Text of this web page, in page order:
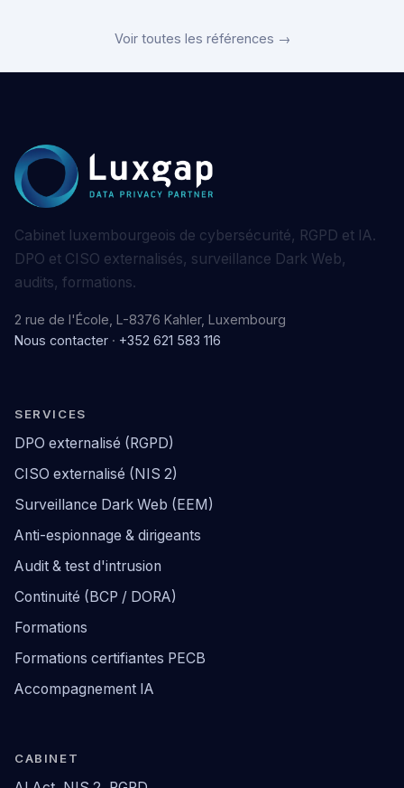
Voir toutes les références →
Cabinet luxembourgeois de cybersécurité, RGPD et IA.
DPO et CISO externalisés, surveillance Dark Web,
audits, formations.
2 rue de l'École, L-8376 Kahler, Luxembourg
Nous contacter · +352 621 583 116
SERVICES
DPO externalisé (RGPD)
CISO externalisé (NIS 2)
Surveillance Dark Web (EEM)
Anti-espionnage & dirigeants
Audit & test d'intrusion
Continuité (BCP / DORA)
Formations
Formations certifiantes PECB
Accompagnement IA
CABINET